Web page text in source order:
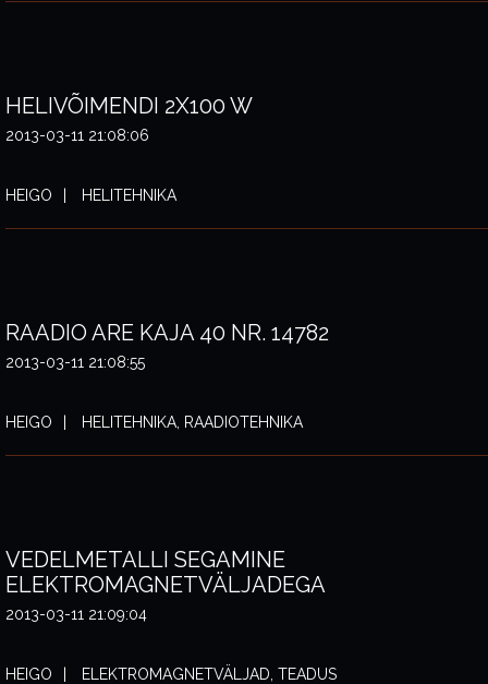
HELIVÕIMENDI 2X100 W
2013-03-11 21:08:06
HEIGO HELITEHNIKA
RAADIO ARE KAJA 40 NR. 14782
2013-03-11 21:08:55
HEIGO HELITEHNIKA, RAADIOTEHNIKA
VEDELMETALLI SEGAMINE
ELEKTROMAGNETVÄLJADEGA
2013-03-11 21:09:04
HEIGO ELEKTROMAGNETVÄLJAD, TEADUS